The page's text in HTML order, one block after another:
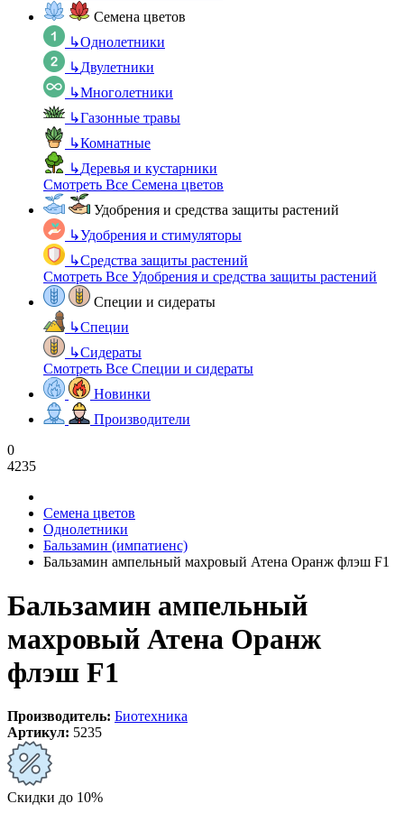
Семена цветов
↳Однолетники
↳Двулетники
↳Многолетники
↳Газонные травы
↳Комнатные
↳Деревья и кустарники
Смотреть Все Семена цветов
Удобрения и средства защиты растений
↳Удобрения и стимуляторы
↳Средства защиты растений
Смотреть Все Удобрения и средства защиты растений
Специи и сидераты
↳Специи
↳Сидераты
Смотреть Все Специи и сидераты
Новинки
Производители
0
4235
Семена цветов
Однолетники
Бальзамин (импатиенс)
Бальзамин ампельный махровый Атена Оранж флэш F1
Бальзамин ампельный
махровый Атена Оранж
флэш F1
Производитель: Биотехника
Артикул: 5235
Скидки до 10%